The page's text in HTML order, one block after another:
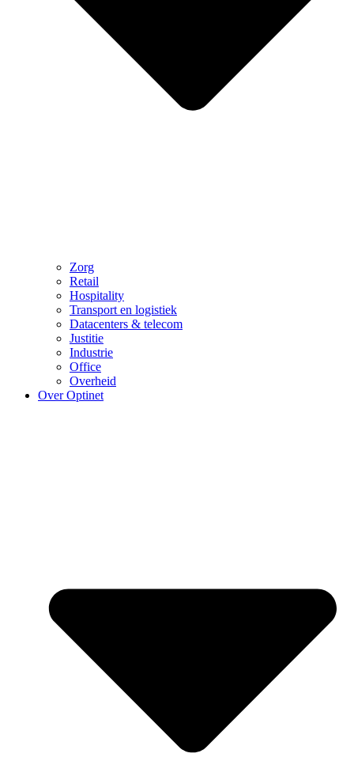
Zorg
Retail
Hospitality
Transport en logistiek
Datacenters & telecom
Justitie
Industrie
Office
Overheid
Over Optinet